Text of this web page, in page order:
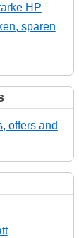
HP
sparen
offers and